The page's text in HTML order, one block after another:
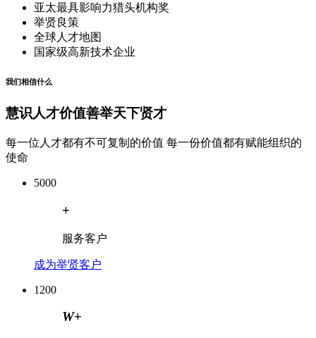
亚太最具影响力猎头机构奖
举贤良策
全球人才地图
国家级高新技术企业
我们相信什么
慧识人才价值善举天下贤才
每一位人才都有不可复制的价值 每一份价值都有赋能组织的
使命
5000
+
服务客户
成为举贤客户
1200
W+